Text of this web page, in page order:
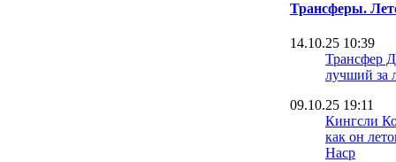
Трансферы.
14.10.25 10:39
Трансфер
лучший за
09.10.25 19:11
Кингсли
как он
Наср